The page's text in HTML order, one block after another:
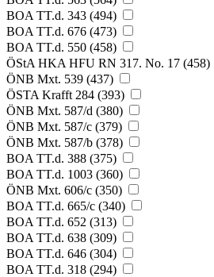
BOA TT.d. 343 (494)
BOA TT.d. 676 (473)
BOA TT.d. 550 (458)
ÖStA HKA HFU RN 317. No. 17 (458)
ÖNB Mxt. 539 (437)
ÖSTA Krafft 284 (393)
ÖNB Mxt. 587/d (380)
ÖNB Mxt. 587/c (379)
ÖNB Mxt. 587/b (378)
BOA TT.d. 388 (375)
BOA TT.d. 1003 (360)
ÖNB Mxt. 606/c (350)
BOA TT.d. 665/c (340)
BOA TT.d. 652 (313)
BOA TT.d. 638 (309)
BOA TT.d. 646 (304)
BOA TT.d. 318 (294)